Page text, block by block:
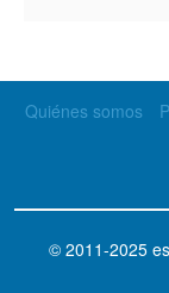
Quiénes somos
© 2011-2025